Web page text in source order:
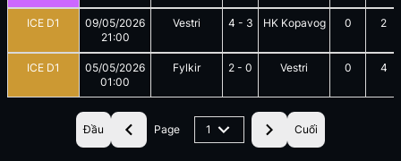
ICE D1
09/05/2026
21:00
Vestri 4 - 3 HK Kopavog 0 2
ICE D1
05/05/2026
01:00
Fylkir 2 - 0 Vestri 0 4
Đầu Page 1 Cuối